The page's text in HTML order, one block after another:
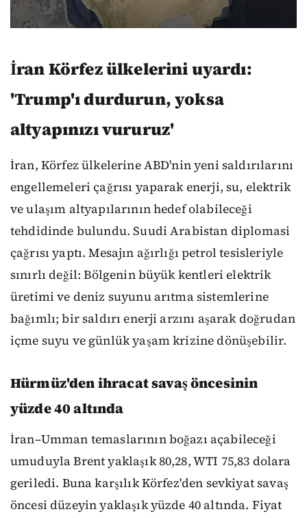
İran Körfez ülkelerini uyardı:
'Trump'ı durdurun, yoksa
altyapınızı vururuz'
İran, Körfez ülkelerine ABD'nin yeni saldırılarını
engellemeleri çağrısı yaparak enerji, su, elektrik
ve ulaşım altyapılarının hedef olabileceği
tehdidinde bulundu. Suudi Arabistan diplomasi
çağrısı yaptı. Mesajın ağırlığı petrol tesisleriyle
sınırlı değil: Bölgenin büyük kentleri elektrik
üretimi ve deniz suyunu arıtma sistemlerine
bağımlı; bir saldırı enerji arzını aşarak doğrudan
içme suyu ve günlük yaşam krizine dönüşebilir.
Hürmüz'den ihracat savaş öncesinin
yüzde 40 altında
İran–Umman temaslarının boğazı açabileceği
umuduyla Brent yaklaşık 80,28, WTI 75,83 dolara
geriledi. Buna karşılık Körfez'den sevkiyat savaş
öncesi düzeyin yaklaşık yüzde 40 altında. Fiyat